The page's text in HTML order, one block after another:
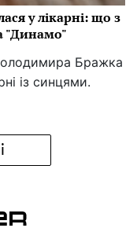
у лікарні: що з
"Динамо"
Бражка
із синцями.